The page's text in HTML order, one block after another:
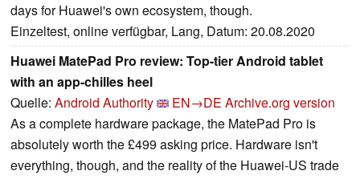
days for Huawei's own ecosystem, though.
Einzeltest, online verfügbar, Lang, Datum: 20.08.2020
Huawei MatePad Pro review: Top-tier Android tablet
with an app-chilles heel
Quelle: Android Authority EN→DE Archive.org version
As a complete hardware package, the MatePad Pro is
absolutely worth the £499 asking price. Hardware isn't
everything, though, and the reality of the Huawei-US trade